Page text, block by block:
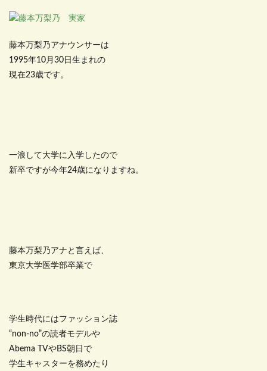
藤本万梨乃アナウンサーは
1995年10月30日生まれの
現在23歳です。
一浪して大学に入学したので
新卒ですが今年24歳になりますね。
藤本万梨乃アナと言えば、
東京大学医学部卒業で
学生時代にはファッション誌
“non-no”の読者モデルや
Abema TVやBS朝日で
学生キャスターを務めたり